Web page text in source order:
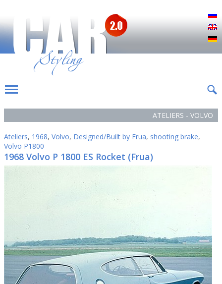
ATELIERS - VOLVO
Ateliers, 1968, Volvo, Designed/Built by Frua, shooting brake,
Volvo P1800
1968 Volvo P 1800 ES Rocket (Frua)